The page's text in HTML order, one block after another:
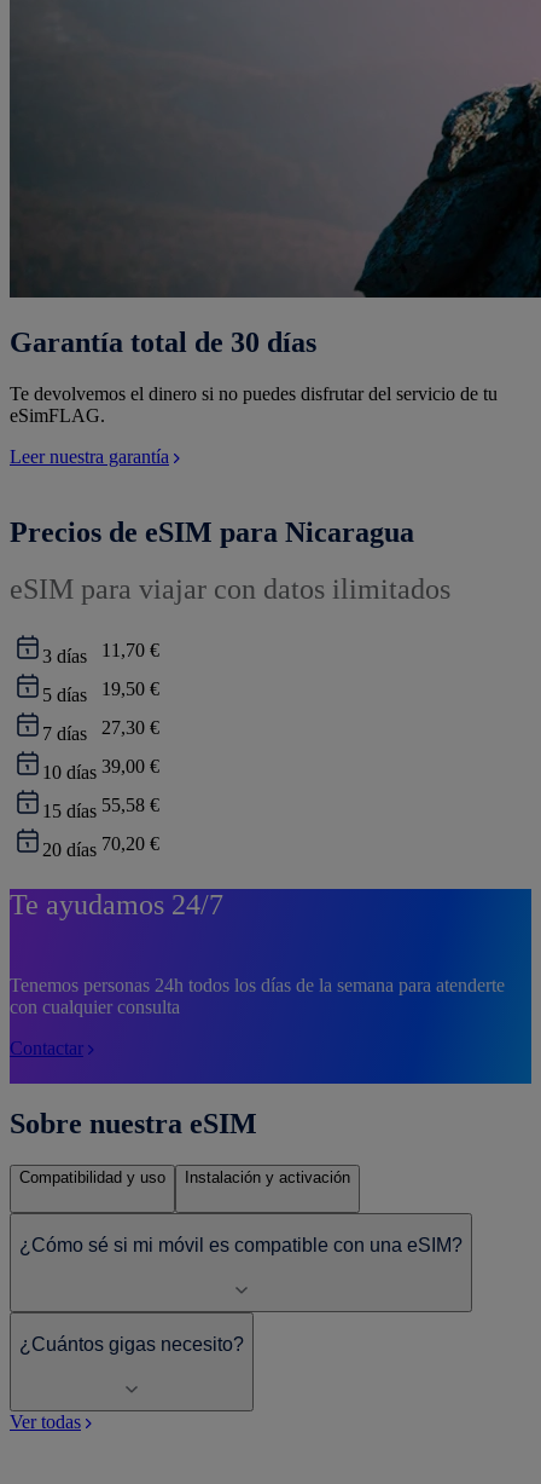
Garantía total de 30 días
Te devolvemos el dinero si no puedes disfrutar del servicio de tu
eSimFLAG.
Leer nuestra garantía
Precios de eSIM para Nicaragua
eSIM para viajar con datos ilimitados
3 días 11,70 €
5 días 19,50 €
7 días 27,30 €
10 días 39,00 €
15 días 55,58 €
20 días 70,20 €
Te ayudamos 24/7
Tenemos personas 24h todos los días de la semana para atenderte
con cualquier consulta
Contactar
Sobre nuestra eSIM
Compatibilidad y uso Instalación y activación
¿Cómo sé si mi móvil es compatible con una eSIM?
¿Cuántos gigas necesito?
Ver todas